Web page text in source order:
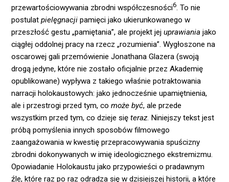
przewartościowywania zbrodni współczesności6. To nie
postulatpielęgnacji pamięci jako ukierunkowanego w
przeszłość gestu „pamiętania”, ale projekt jejuprawiania jako
ciągłej oddolnej pracy na rzecz „rozumienia”. Wygłoszone na
oscarowej gali przemówienie Jonathana Glazera (swoją
drogą jedyne, które nie zostało oficjalnie przez Akademię
opublikowane) wypływa z takiego właśnie potraktowania
narracji holokaustowych: jako jednocześnie upamiętnienia,
ale i przestrogi przed tym, comoże być, ale przede
wszystkim przed tym, co dzieje sięteraz. Niniejszy tekst jest
próbą pomyślenia innych sposobów filmowego
zaangażowania w kwestię przepracowywania spuścizny
zbrodni dokonywanych w imię ideologicznego ekstremizmu.
Opowiadanie Holokaustu jako przypowieści o pradawnym
źle, które raz po raz odradza się w dzisiejszej historii, a które